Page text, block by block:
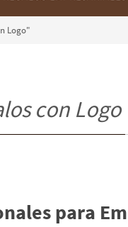
Logo"
con Logo
para